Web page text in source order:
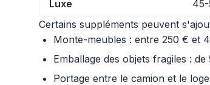
Luxe
Certains suppléments peuvent
Monte-meubles : entre 250 € et
Emballage des objets fragiles : de
Portage entre le camion et le